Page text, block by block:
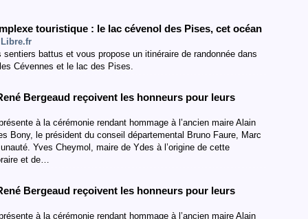
touristique : le lac cévenol des Pises, cet océan
battus et vous propose un itinéraire de randonnée dans
Cévennes et le lac des Pises.
Bergeaud reçoivent les honneurs pour leurs
à la cérémonie rendant hommage à l’ancien maire Alain
Bony, le président du conseil départemental Bruno Faure, Marc
Yves Cheymol, maire de Ydes à l’origine de cette
et de…
Bergeaud reçoivent les honneurs pour leurs
à la cérémonie rendant hommage à l’ancien maire Alain